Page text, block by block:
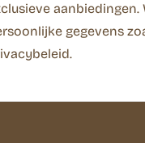
aanbiedingen.
gegevens